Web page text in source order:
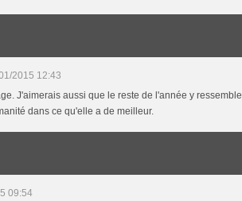
2015 12:43
J'aimerais aussi que le reste de l'année y
dans ce qu'elle a de meilleur.
09:54